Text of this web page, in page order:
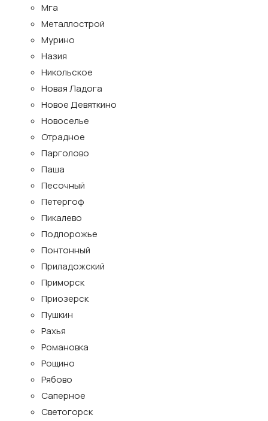
Мга
Металлострой
Мурино
Назия
Никольское
Новая Ладога
Новое Девяткино
Новоселье
Отрадное
Парголово
Паша
Песочный
Петергоф
Пикалево
Подпорожье
Понтонный
Приладожский
Приморск
Приозерск
Пушкин
Рахья
Романовка
Рощино
Рябово
Саперное
Светогорск